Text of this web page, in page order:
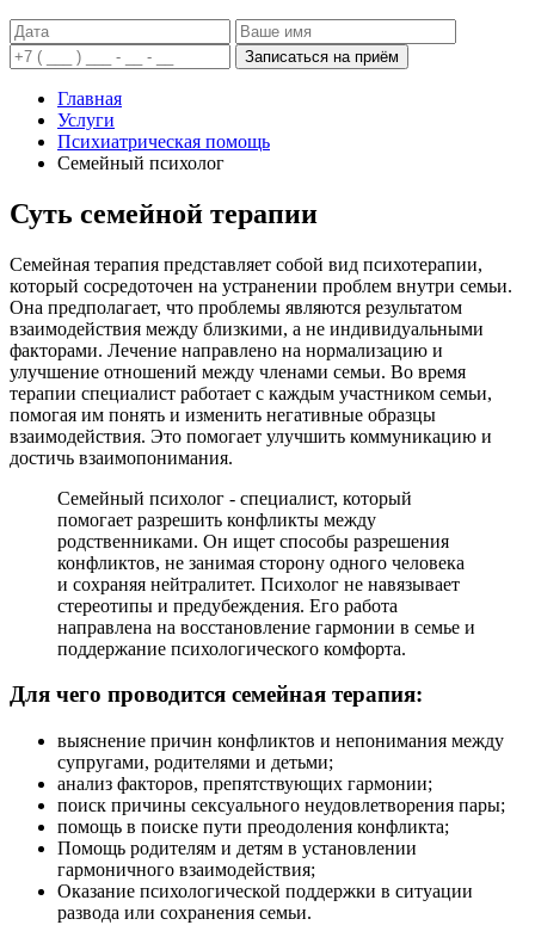
Записаться на приём
Главная
Услуги
Психиатрическая помощь
Семейный психолог
Суть семейной терапии
Семейная терапия представляет собой вид психотерапии,
который сосредоточен на устранении проблем внутри семьи.
Она предполагает, что проблемы являются результатом
взаимодействия между близкими, а не индивидуальными
факторами. Лечение направлено на нормализацию и
улучшение отношений между членами семьи. Во время
терапии специалист работает с каждым участником семьи,
помогая им понять и изменить негативные образцы
взаимодействия. Это помогает улучшить коммуникацию и
достичь взаимопонимания.
Семейный психолог - специалист, который
помогает разрешить конфликты между
родственниками. Он ищет способы разрешения
конфликтов, не занимая сторону одного человека
и сохраняя нейтралитет. Психолог не навязывает
стереотипы и предубеждения. Его работа
направлена на восстановление гармонии в семье и
поддержание психологического комфорта.
Для чего проводится семейная терапия:
выяснение причин конфликтов и непонимания между
супругами, родителями и детьми;
анализ факторов, препятствующих гармонии;
поиск причины сексуального неудовлетворения пары;
помощь в поиске пути преодоления конфликта;
Помощь родителям и детям в установлении
гармоничного взаимодействия;
Оказание психологической поддержки в ситуации
развода или сохранения семьи.